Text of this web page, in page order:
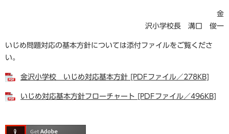
金
沢小学校長 溝口 俊一
いじめ問題対応の基本方針については添付ファイルをご覧くださ
い。
金沢小学校 いじめ対応基本方針 [PDFファイル／278KB]
いじめ対応基本方針フローチャート [PDFファイル／496KB]